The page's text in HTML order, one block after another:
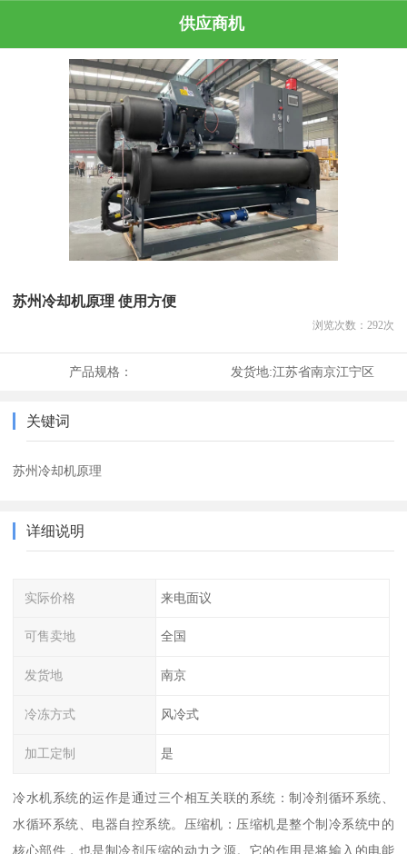
供应商机
苏州冷却机原理 使用方便
浏览次数： 292次
产品规格： 发货地:江苏省南京江宁区
关键词
苏州冷却机原理
详细说明
实际价格 来电面议
可售卖地 全国
发货地 南京
冷冻方式 风冷式
加工定制 是
冷水机系统的运作是通过三个相互关联的系统：制冷剂循环系统、
水循环系统、电器自控系统。压缩机：压缩机是整个制冷系统中的
核心部件，也是制冷剂压缩的动力之源。它的作用是将输入的电能